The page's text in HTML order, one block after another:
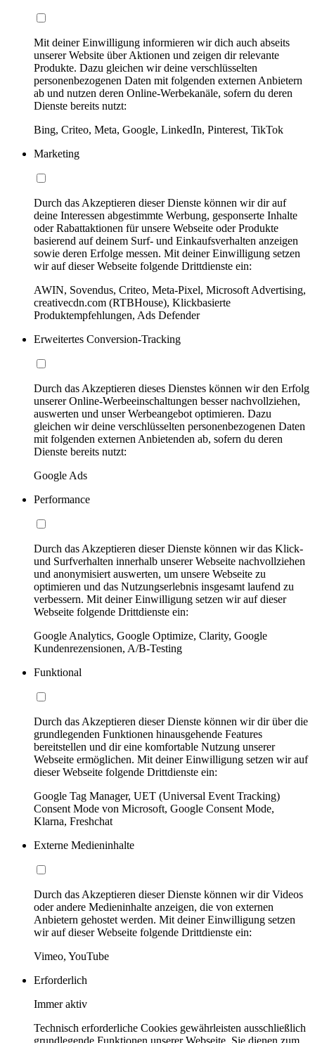
Mit deiner Einwilligung informieren wir dich auch abseits
unserer Website über Aktionen und zeigen dir relevante
Produkte. Dazu gleichen wir deine verschlüsselten
personenbezogenen Daten mit folgenden externen Anbietern
ab und nutzen deren Online-Werbekanäle, sofern du deren
Dienste bereits nutzt:
Bing, Criteo, Meta, Google, LinkedIn, Pinterest, TikTok
Marketing
Durch das Akzeptieren dieser Dienste können wir dir auf
deine Interessen abgestimmte Werbung, gesponserte Inhalte
oder Rabattaktionen für unsere Webseite oder Produkte
basierend auf deinem Surf- und Einkaufsverhalten anzeigen
sowie deren Erfolge messen. Mit deiner Einwilligung setzen
wir auf dieser Webseite folgende Drittdienste ein:
AWIN, Sovendus, Criteo, Meta-Pixel, Microsoft Advertising,
creativecdn.com (RTBHouse), Klickbasierte
Produktempfehlungen, Ads Defender
Erweitertes Conversion-Tracking
Durch das Akzeptieren dieses Dienstes können wir den Erfolg
unserer Online-Werbeeinschaltungen besser nachvollziehen,
auswerten und unser Werbeangebot optimieren. Dazu
gleichen wir deine verschlüsselten personenbezogenen Daten
mit folgenden externen Anbietenden ab, sofern du deren
Dienste bereits nutzt:
Google Ads
Performance
Durch das Akzeptieren dieser Dienste können wir das Klick-
und Surfverhalten innerhalb unserer Webseite nachvollziehen
und anonymisiert auswerten, um unsere Webseite zu
optimieren und das Nutzungserlebnis insgesamt laufend zu
verbessern. Mit deiner Einwilligung setzen wir auf dieser
Webseite folgende Drittdienste ein:
Google Analytics, Google Optimize, Clarity, Google
Kundenrezensionen, A/B-Testing
Funktional
Durch das Akzeptieren dieser Dienste können wir dir über die
grundlegenden Funktionen hinausgehende Features
bereitstellen und dir eine komfortable Nutzung unserer
Webseite ermöglichen. Mit deiner Einwilligung setzen wir auf
dieser Webseite folgende Drittdienste ein:
Google Tag Manager, UET (Universal Event Tracking)
Consent Mode von Microsoft, Google Consent Mode,
Klarna, Freshchat
Externe Medieninhalte
Durch das Akzeptieren dieser Dienste können wir dir Videos
oder andere Medieninhalte anzeigen, die von externen
Anbietern gehostet werden. Mit deiner Einwilligung setzen
wir auf dieser Webseite folgende Drittdienste ein:
Vimeo, YouTube
Erforderlich
Immer aktiv
Technisch erforderliche Cookies gewährleisten ausschließlich
grundlegende Funktionen unserer Webseite. Sie dienen zum